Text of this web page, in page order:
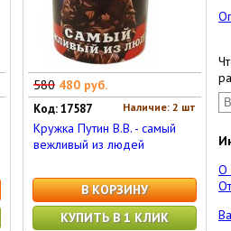
580 480 руб.
Наличие: 2 шт
Код: 17587
Кружка Путин В.В. - самый
вежливый из людей
В КОРЗИНУ
КУПИТЬ В 1 КЛИК
О